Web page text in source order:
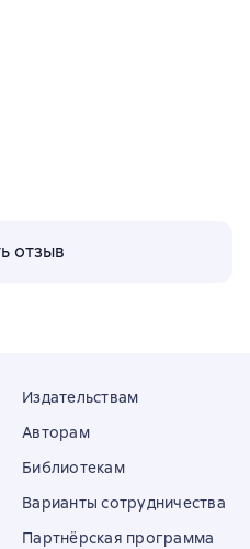
отзыв
Издательствам
Авторам
Библиотекам
Варианты сотрудничества
Партнёрская программа